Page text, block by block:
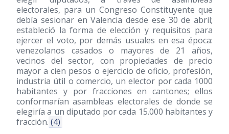
electorales, para un Congreso Constituyente que
debía sesionar en Valencia desde ese 30 de abril;
estableció la forma de elección y requisitos para
ejercer el voto, por demás usuales en esa época:
venezolanos casados o mayores de 21 años,
vecinos del sector, con propiedades de precio
mayor a cien pesos o ejercicio de oficio, profesión,
industria útil o comercio, un elector por cada 1000
habitantes y por fracciones en cantones; ellos
conformarían asambleas electorales de donde se
elegiría a un diputado por cada 15.000 habitantes y
fracción. (4)